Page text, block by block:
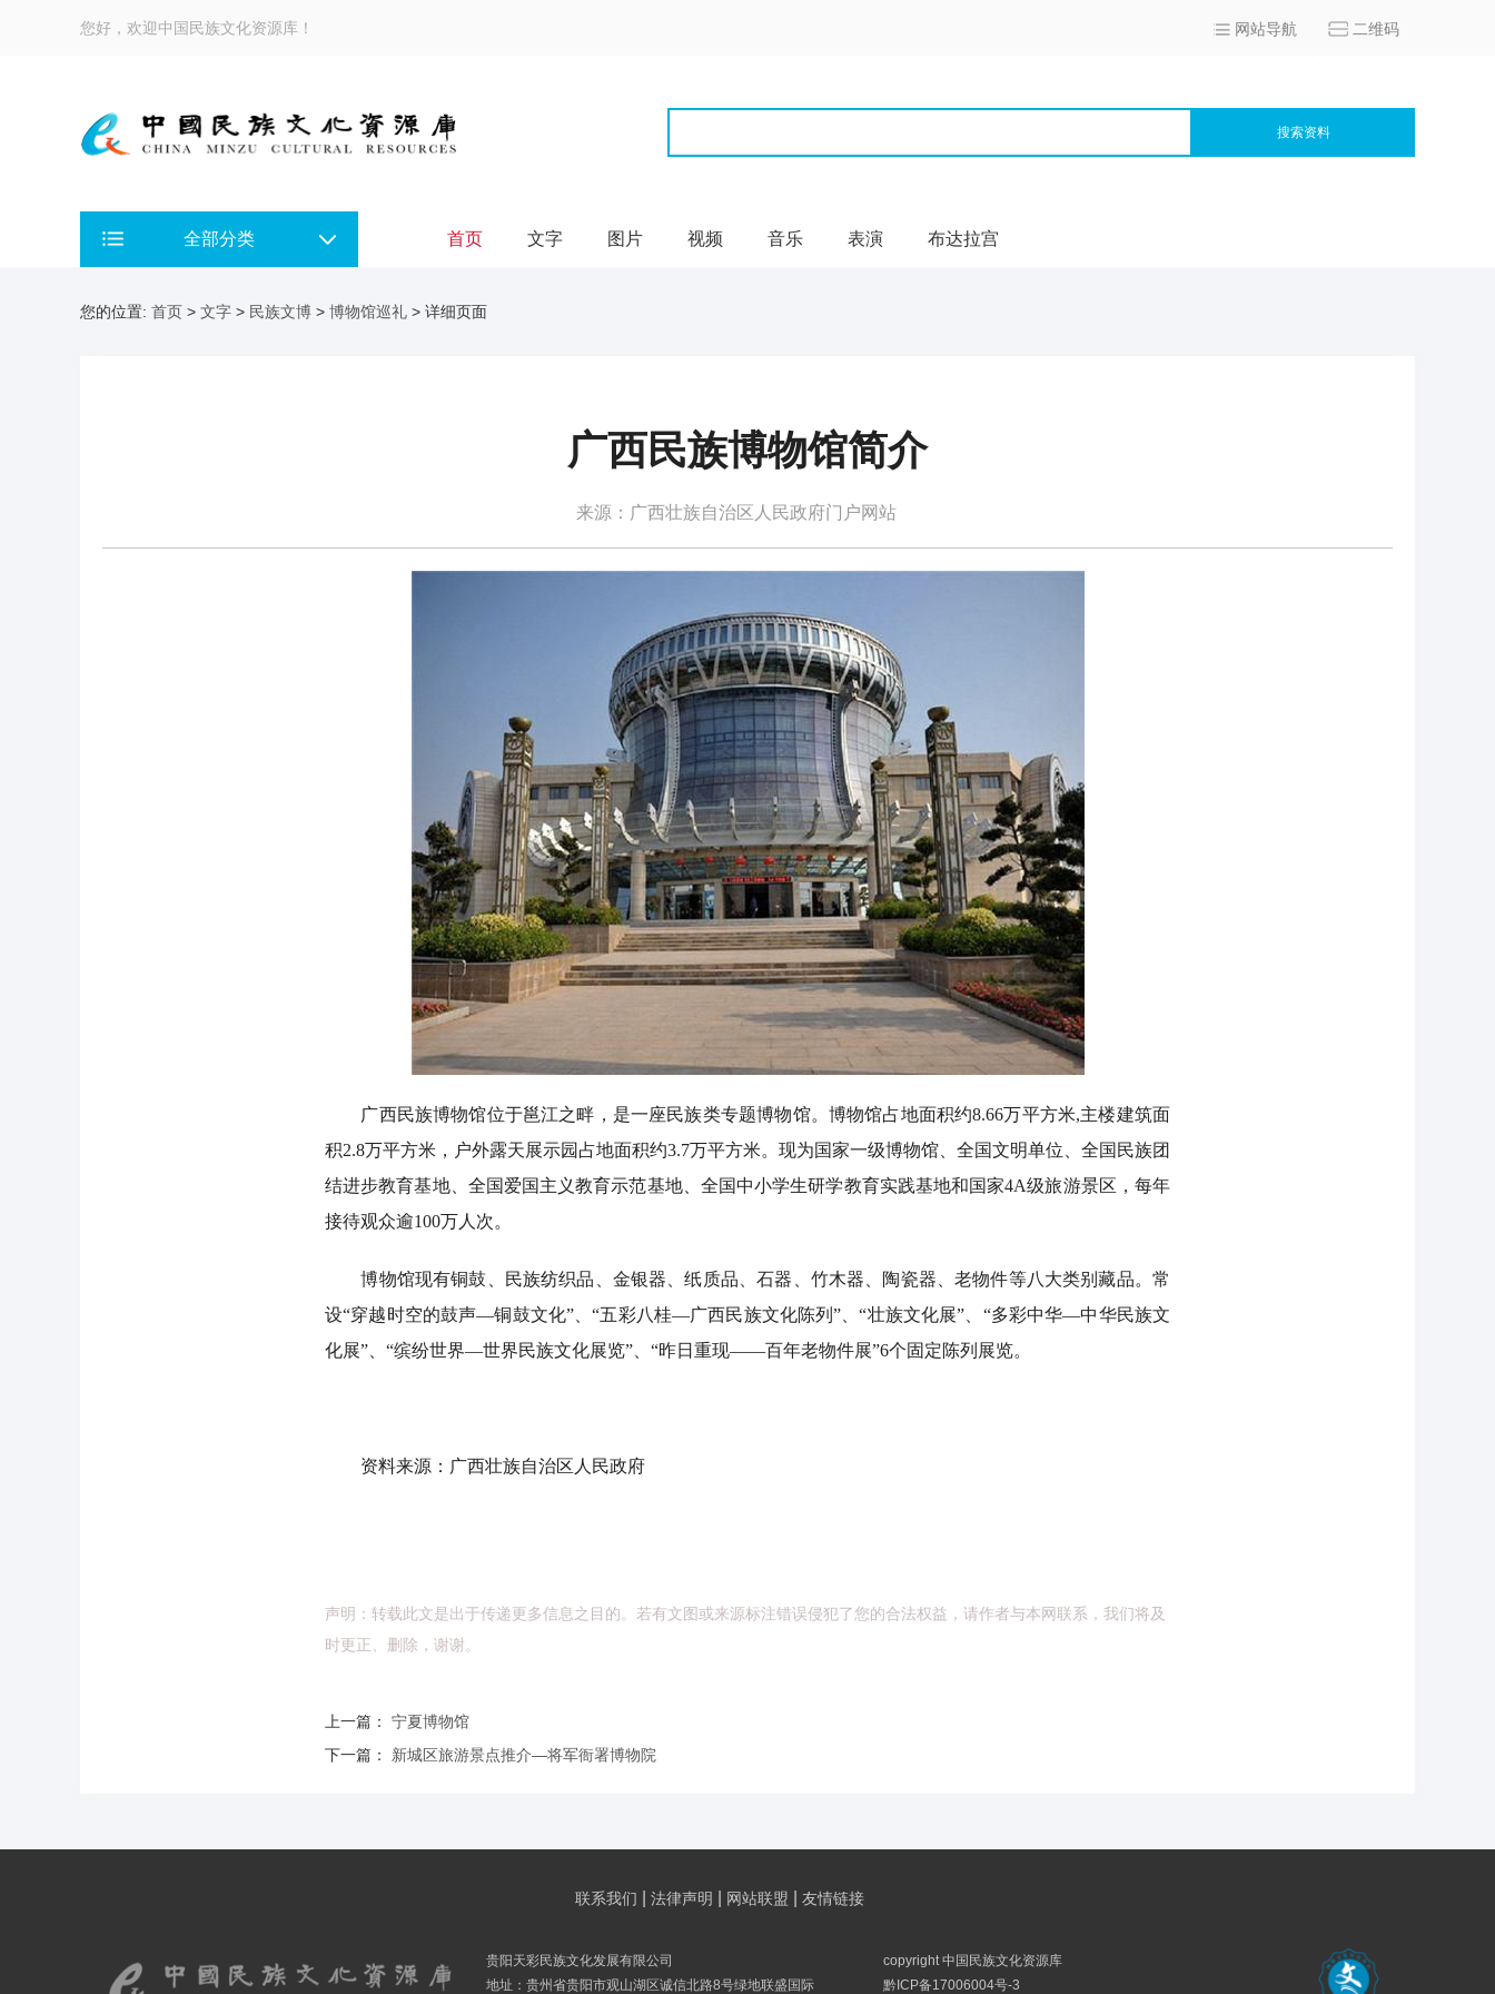
您好，欢迎中国民族文化资源库！ 网站导航 二维码
搜索资料
全部分类 首页 文字 图片 视频 音乐 表演 布达拉宫
您的位置: 首页 > 文字 > 民族文博 > 博物馆巡礼 > 详细页面
广西民族博物馆简介
来源：广西壮族自治区人民政府门户网站
广西民族博物馆位于邕江之畔，是一座民族类专题博物馆。博物馆占地面积约8.66万平方米,主楼建筑面
积2.8万平方米，户外露天展示园占地面积约3.7万平方米。现为国家一级博物馆、全国文明单位、全国民族团
结进步教育基地、全国爱国主义教育示范基地、全国中小学生研学教育实践基地和国家4A级旅游景区，每年
接待观众逾100万人次。
博物馆现有铜鼓、民族纺织品、金银器、纸质品、石器、竹木器、陶瓷器、老物件等八大类别藏品。常
设“穿越时空的鼓声—铜鼓文化”、“五彩八桂—广西民族文化陈列”、“壮族文化展”、“多彩中华—中华民族文
化展”、“缤纷世界—世界民族文化展览”、“昨日重现——百年老物件展”6个固定陈列展览。
资料来源：广西壮族自治区人民政府
声明：转载此文是出于传递更多信息之目的。若有文图或来源标注错误侵犯了您的合法权益，请作者与本网联系，我们将及
时更正、删除，谢谢。
上一篇： 宁夏博物馆
下一篇： 新城区旅游景点推介—将军衙署博物院
联系我们 法律声明 网站联盟 友情链接
贵阳天彩民族文化发展有限公司
地址：贵州省贵阳市观山湖区诚信北路8号绿地联盛国际
copyright 中国民族文化资源库
黔ICP备17006004号-3